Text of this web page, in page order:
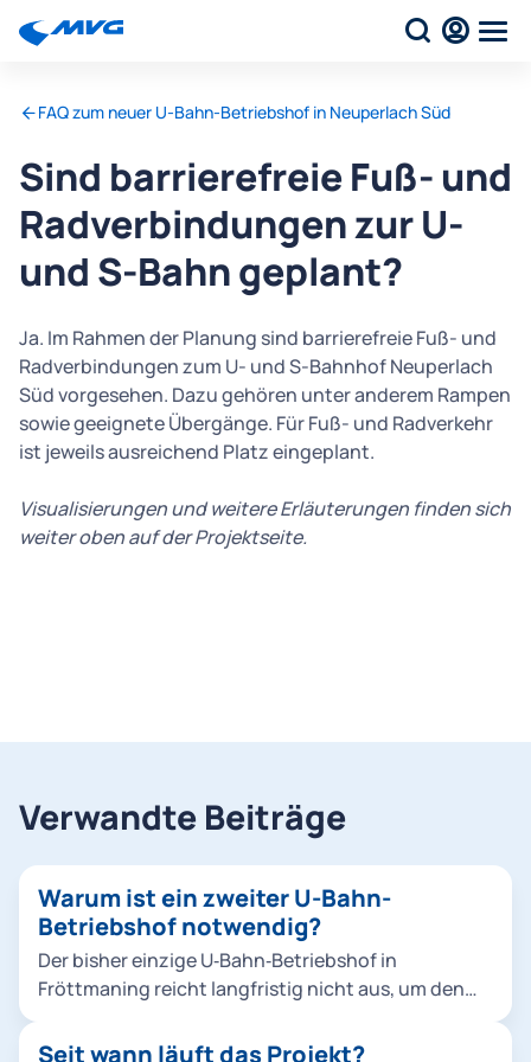
FAQ zum neuer U-Bahn-Betriebshof in Neuperlach Süd
Sind barrierefreie Fuß- und
Radverbindungen zur U-
und S-Bahn geplant?
Ja. Im Rahmen der Planung sind barrierefreie Fuß- und
Radverbindungen zum U- und S-Bahnhof Neuperlach
Süd vorgesehen. Dazu gehören unter anderem Rampen
sowie geeignete Übergänge. Für Fuß- und Radverkehr
ist jeweils ausreichend Platz eingeplant.
Visualisierungen und weitere Erläuterungen finden sich
weiter oben auf der Projektseite.
Verwandte Beiträge
Warum ist ein zweiter U-Bahn-
Betriebshof notwendig?
Der bisher einzige U‑Bahn‑Betriebshof in
Fröttmaning reicht langfristig nicht aus, um den
Angebot der Münchner U‑Bahn sowie
Seit wann läuft das Projekt?